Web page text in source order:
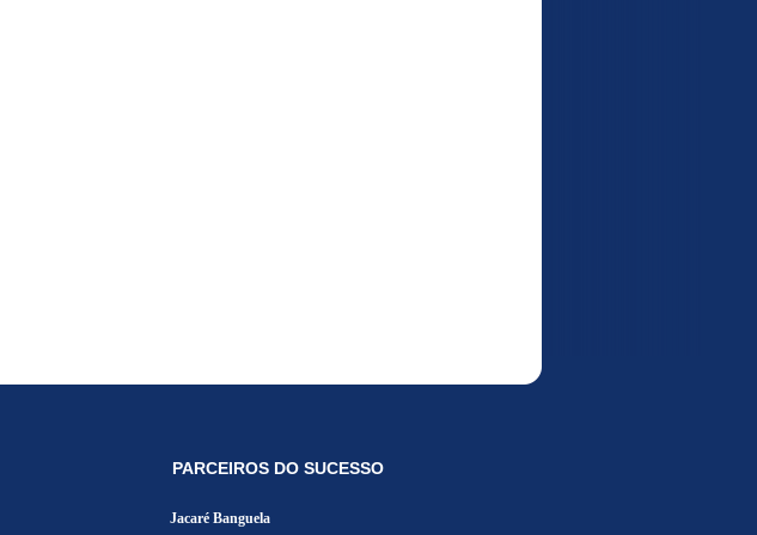
PARCEIROS DO SUCESSO
Jacaré Banguela